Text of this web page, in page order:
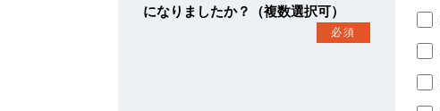
になりましたか？（複数選択可）
必須